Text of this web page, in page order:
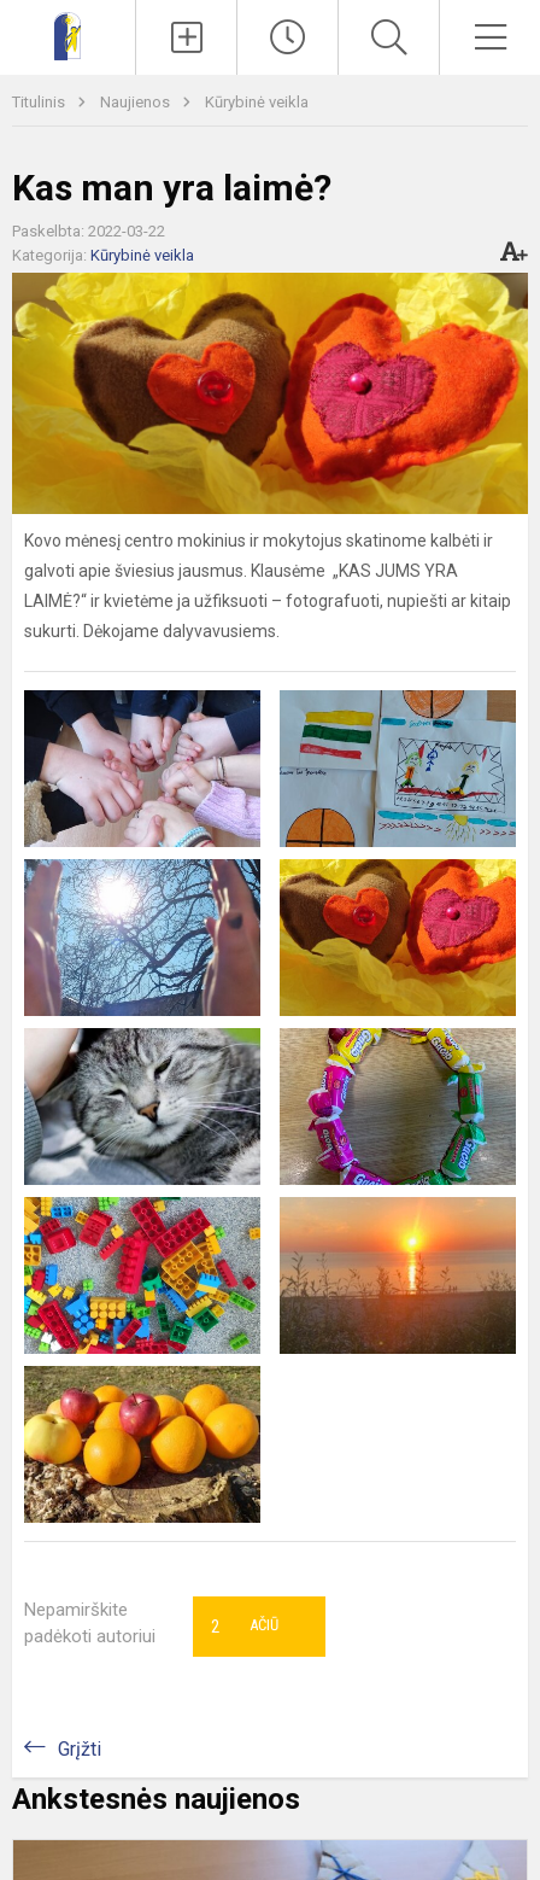
Titulinis Naujienos Kūrybinė veikla
Kas man yra laimė?
Paskelbta: 2022-03-22
Kategorija: Kūrybinė veikla
Kovo mėnesį centro mokinius ir mokytojus skatinome kalbėti ir
galvoti apie šviesius jausmus. Klausėme „KAS JUMS YRA
LAIMĖ?“ ir kvietėme ja užfiksuoti – fotografuoti, nupiešti ar kitaip
sukurti. Dėkojame dalyvavusiems.
Nepamirškite
padėkoti autoriui
AČIŪ
2
Grįžti
Ankstesnės naujienos